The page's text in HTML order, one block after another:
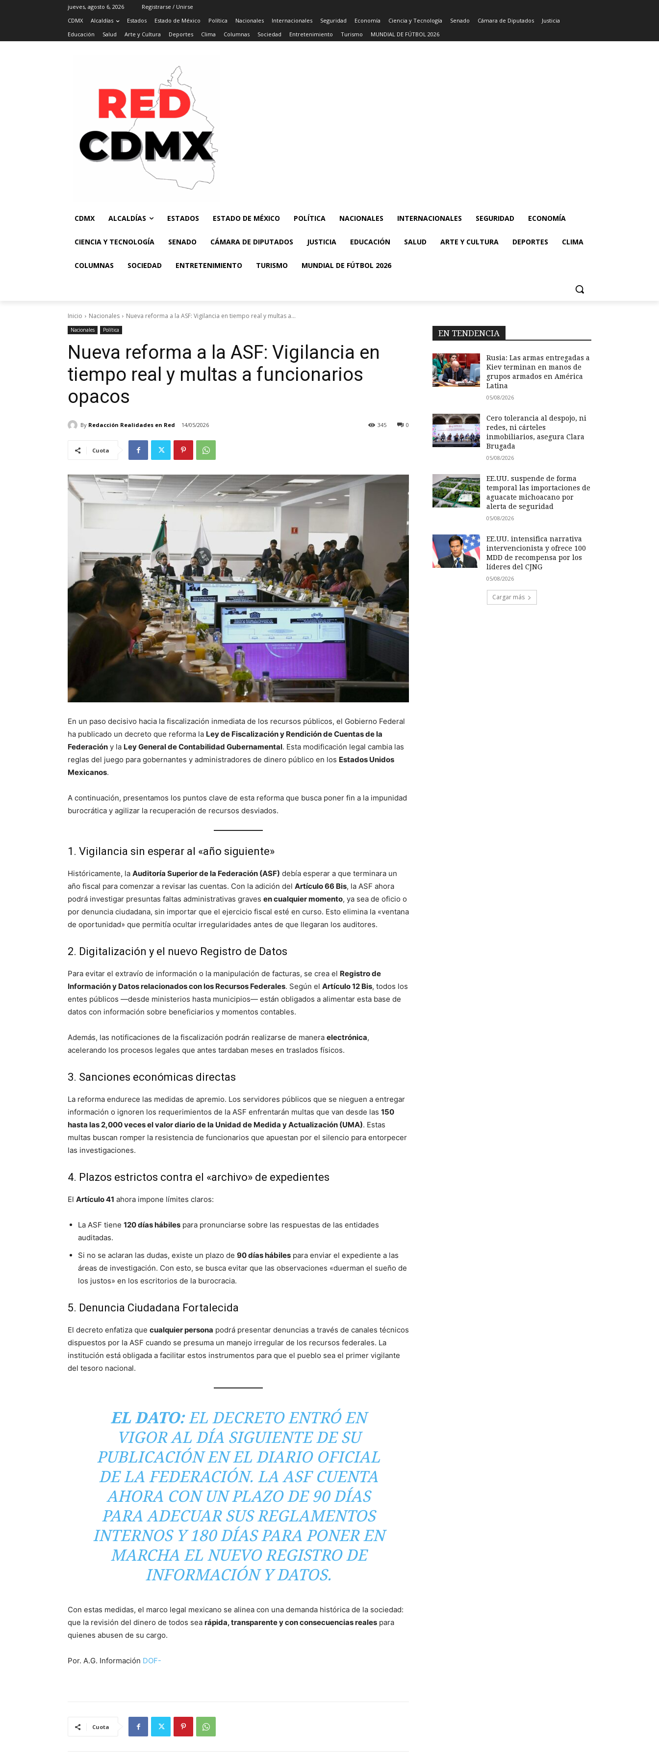
jueves, agosto 6, 2026
Registrarse / Unirse
CDMX
Alcaldías Estados Estado de México Política Nacionales Internacionales Seguridad Economía Ciencia y Tecnología Senado Cámara de Diputados
Justicia
Educación
Salud Arte y Cultura Deportes Clima Columnas Sociedad Entretenimiento Turismo MUNDIAL DE FÚTBOL 2026
CDMX ALCALDÍAS ESTADOS ESTADO DE MÉXICO POLÍTICA NACIONALES INTERNACIONALES SEGURIDAD ECONOMÍA
CIENCIA Y TECNOLOGÍA SENADO CÁMARA DE DIPUTADOS JUSTICIA EDUCACIÓN SALUD ARTE Y CULTURA DEPORTES CLIMA
COLUMNAS SOCIEDAD ENTRETENIMIENTO TURISMO MUNDIAL DE FÚTBOL 2026
Inicio Nacionales Nueva reforma a la ASF: Vigilancia en tiempo real y multas a...
Nacionales Política
Nueva reforma a la ASF: Vigilancia en
tiempo real y multas a funcionarios
opacos
By Redacción Realidades en Red 14/05/2026 0
345
Cuota
En un paso decisivo hacia la fiscalización inmediata de los recursos públicos, el Gobierno Federal
ha publicado un decreto que reforma la Ley de Fiscalización y Rendición de Cuentas de la
Federación y la Ley General de Contabilidad Gubernamental. Esta modificación legal cambia las
reglas del juego para gobernantes y administradores de dinero público en los Estados Unidos
Mexicanos.
A continuación, presentamos los puntos clave de esta reforma que busca poner fin a la impunidad
burocrática y agilizar la recuperación de recursos desviados.
1. Vigilancia sin esperar al «año siguiente»
Históricamente, la Auditoría Superior de la Federación (ASF) debía esperar a que terminara un
año fiscal para comenzar a revisar las cuentas. Con la adición del Artículo 66 Bis, la ASF ahora
podrá investigar presuntas faltas administrativas graves en cualquier momento, ya sea de oficio o
por denuncia ciudadana, sin importar que el ejercicio fiscal esté en curso. Esto elimina la «ventana
de oportunidad» que permitía ocultar irregularidades antes de que llegaran los auditores.
2. Digitalización y el nuevo Registro de Datos
Para evitar el extravío de información o la manipulación de facturas, se crea el Registro de
Información y Datos relacionados con los Recursos Federales. Según el Artículo 12 Bis, todos los
entes públicos —desde ministerios hasta municipios— están obligados a alimentar esta base de
datos con información sobre beneficiarios y momentos contables.
Además, las notificaciones de la fiscalización podrán realizarse de manera electrónica,
acelerando los procesos legales que antes tardaban meses en traslados físicos.
3. Sanciones económicas directas
La reforma endurece las medidas de apremio. Los servidores públicos que se nieguen a entregar
información o ignoren los requerimientos de la ASF enfrentarán multas que van desde las 150
hasta las 2,000 veces el valor diario de la Unidad de Medida y Actualización (UMA). Estas
multas buscan romper la resistencia de funcionarios que apuestan por el silencio para entorpecer
las investigaciones.
4. Plazos estrictos contra el «archivo» de expedientes
El Artículo 41 ahora impone límites claros:
La ASF tiene 120 días hábiles para pronunciarse sobre las respuestas de las entidades
auditadas.
Si no se aclaran las dudas, existe un plazo de 90 días hábiles para enviar el expediente a las
áreas de investigación. Con esto, se busca evitar que las observaciones «duerman el sueño de
los justos» en los escritorios de la burocracia.
5. Denuncia Ciudadana Fortalecida
El decreto enfatiza que cualquier persona podrá presentar denuncias a través de canales técnicos
dispuestos por la ASF cuando se presuma un manejo irregular de los recursos federales. La
institución está obligada a facilitar estos instrumentos para que el pueblo sea el primer vigilante
del tesoro nacional.
EL DATO:EL DECRETO ENTRÓ EN
VIGOR AL DÍA SIGUIENTE DE SU
PUBLICACIÓN EN EL DIARIO OFICIAL
DE LA FEDERACIÓN. LA ASF CUENTA
AHORA CON UN PLAZO DE 90 DÍAS
PARA ADECUAR SUS REGLAMENTOS
INTERNOS Y 180 DÍAS PARA PONER EN
MARCHA EL NUEVO REGISTRO DE
INFORMACIÓN Y DATOS.
Con estas medidas, el marco legal mexicano se alinea con una demanda histórica de la sociedad:
que la revisión del dinero de todos sea rápida, transparente y con consecuencias reales para
quienes abusen de su cargo.
Por. A.G. Información DOF-
Cuota
EN TENDENCIA
Rusia: Las armas entregadas a
Kiev terminan en manos de
grupos armados en América
Latina
05/08/2026
Cero tolerancia al despojo, ni
redes, ni cárteles
inmobiliarios, asegura Clara
Brugada
05/08/2026
EE.UU. suspende de forma
temporal las importaciones de
aguacate michoacano por
alerta de seguridad
05/08/2026
EE.UU. intensifica narrativa
intervencionista y ofrece 100
MDD de recompensa por los
líderes del CJNG
05/08/2026
Cargar más